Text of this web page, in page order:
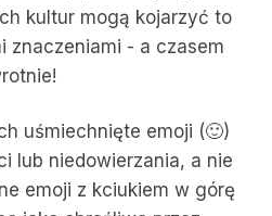
kultur mogą kojarzyć to
znaczeniami - a czasem
uśmiechnięte emoji (🙂)
lub niedowierzania, a nie
emoji z kciukiem w górę